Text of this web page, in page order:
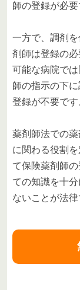
師の登録が必要
一方で、調剤
剤師は登録の
可能な病院で
師の指示の下
登録が不要です
薬剤師法での
に関わる役割
て保険薬剤師
ての知識を十
ないことが法律